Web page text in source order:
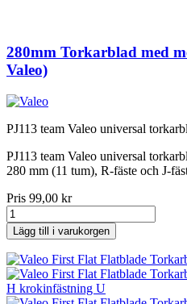
280mm Torkarblad med
Valeo)
PJ113 team Valeo universal
PJ113 team Valeo universal
280 mm (11 tum), R-fäste och J-
Pris 99,00 kr
Lägg till i varukorgen